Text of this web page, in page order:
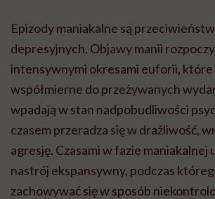
Epizody maniakalne są
depresyjnych. Objawy manii
intensywnymi okresami euforii, które
współmierne do przeżywanych
wpadają w stan nadpobudliwości
czasem przeradza się w drażliwość,
agresję. Czasami w fazie maniakalnej
nastrój ekspansywny, podczas
zachowywać się w sposób